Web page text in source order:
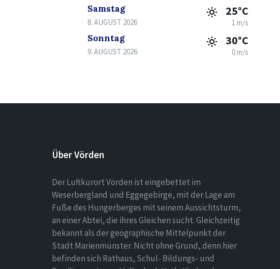
Samstag
8. AUGUST 2026
25°C
1 m/s
Sonntag
9. AUGUST 2026
30°C
0 m/s
Über Vörden
Der Luftkurort Vörden ist eingebettet im
Weserbergland und Eggegebirge, mit der Lage am
Fuße des Hungerberges mit seinem Aussichtsturm,
an einer Abtei, die ihres Gleichen sucht. Gleichzeitig
bekannt als der geographische Mittelpunkt der
Stadt Marienmünster. Nicht ohne Grund, denn hier
befinden sich Rathaus, Schul- Bildungs- und